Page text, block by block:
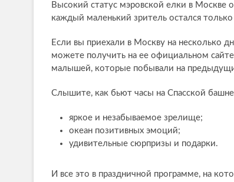
Высокий статус мэровской елки в Москве
каждый маленький зритель остался
Если вы приехали в Москву на несколько
можете получить на ее официальном
малышей, которые побывали на
Слышите, как бьют часы на Спасской
яркое и незабываемое зрелище;
океан позитивных эмоций;
удивительные сюрпризы и подарки.
И все это в праздничной программе, на